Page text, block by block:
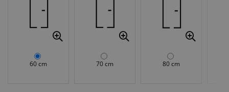
60 cm 70 cm 80 cm